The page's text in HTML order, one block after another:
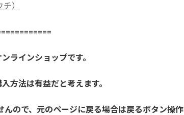
）
ラインショップです。
方法は有益だと考えます。
ので、元のページに戻る場合は戻るボタン操